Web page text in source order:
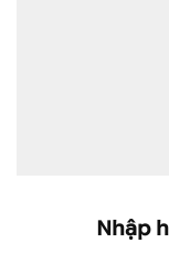
Nhập